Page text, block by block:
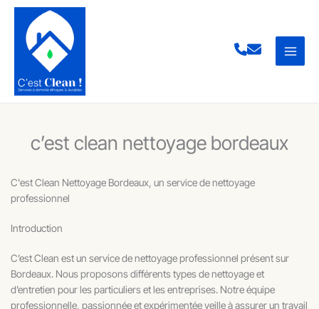
Aller
contenu
c’est clean nettoyage bordeaux
C'est Clean Nettoyage Bordeaux, un service de nettoyage
professionnel
Introduction
C’est Clean est un service de nettoyage professionnel présent sur
Bordeaux. Nous proposons différents types de nettoyage et
d’entretien pour les particuliers et les entreprises. Notre équipe
professionnelle, passionnée et expérimentée veille à assurer un travail